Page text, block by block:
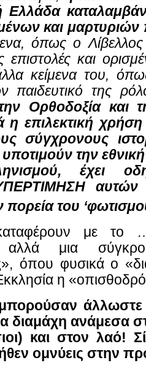
Ελλάδα
και μαρτυριών
όπως ο
επιστολές και
κείμενα του,
παιδευτικό της
Ορθοδοξία και
η επιλεκτική
σύγχρονους
την
έχει
αυτών
του
με το
αλλά μια
όπου φυσικά ο
η
άλλωστε
διαμάχη ανάμεσα
και στον λαό!
ομνύεις στην